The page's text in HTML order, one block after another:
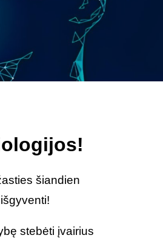
šiandien
stebėti įvairius